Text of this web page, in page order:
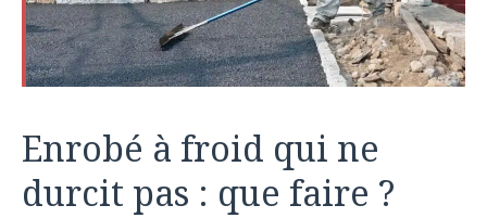
Enrobé à froid qui ne
durcit pas : que faire ?